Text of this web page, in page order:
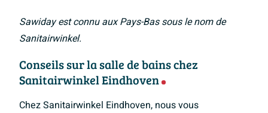
Sawiday est connu aux Pays-Bas sous le nom de
Sanitairwinkel.
Conseils sur la salle de bains chez
Sanitairwinkel Eindhoven
Chez Sanitairwinkel Eindhoven, nous vous